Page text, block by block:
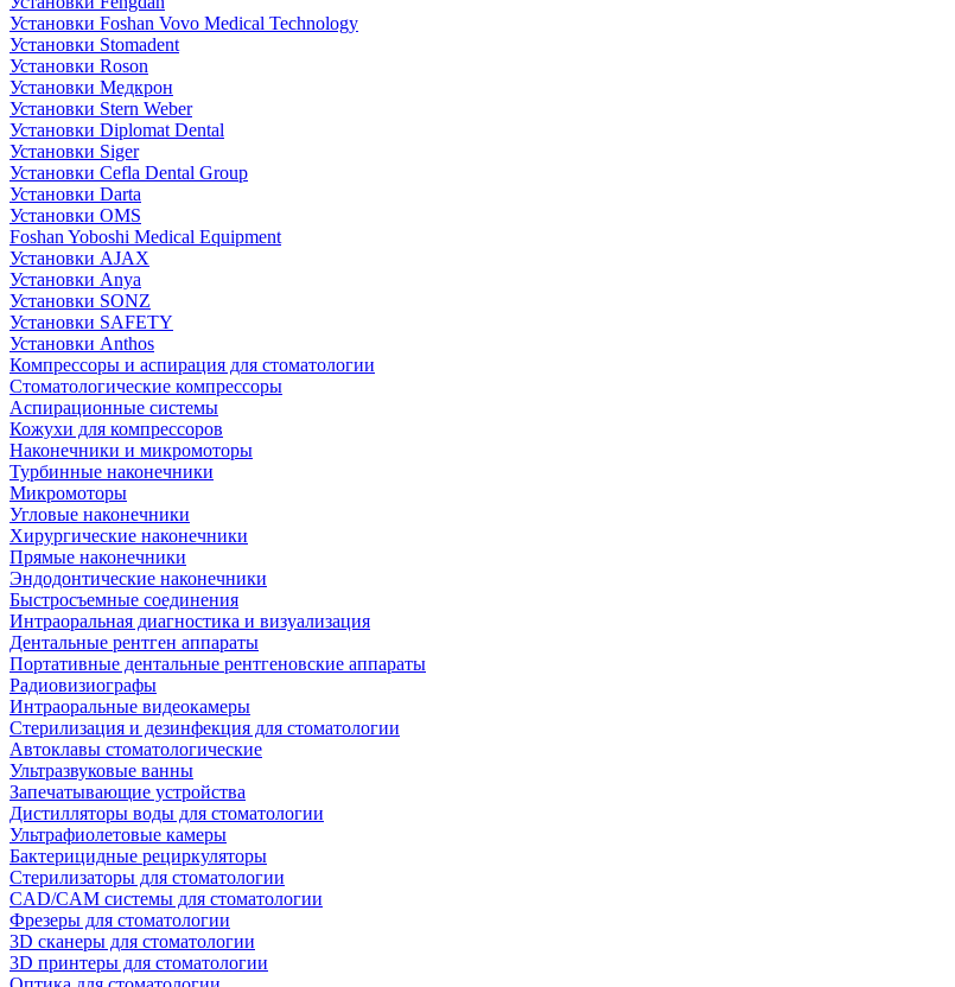
Установки Foshan Vovo Medical Technology
Установки Stomadent
Установки Roson
Установки Медкрон
Установки Stern Weber
Установки Diplomat Dental
Установки Siger
Установки Cefla Dental Group
Установки Darta
Установки OMS
Foshan Yoboshi Medical Equipment
Установки AJAX
Установки Anya
Установки SONZ
Установки SAFETY
Установки Anthos
Компрессоры и аспирация для стоматологии
Стоматологические компрессоры
Аспирационные системы
Кожухи для компрессоров
Наконечники и микромоторы
Турбинные наконечники
Микромоторы
Угловые наконечники
Хирургические наконечники
Прямые наконечники
Эндодонтические наконечники
Быстросъемные соединения
Интраоральная диагностика и визуализация
Дентальные рентген аппараты
Портативные дентальные рентгеновские аппараты
Радиовизиографы
Интраоральные видеокамеры
Стерилизация и дезинфекция для стоматологии
Автоклавы стоматологические
Ультразвуковые ванны
Запечатывающие устройства
Дистилляторы воды для стоматологии
Ультрафиолетовые камеры
Бактерицидные рециркуляторы
Стерилизаторы для стоматологии
CAD/CAM системы для стоматологии
Фрезеры для стоматологии
3D cканеры для стоматологии
3D принтеры для стоматологии